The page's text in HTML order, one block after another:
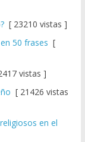
[ 23210 vistas ]
50 frases [
vistas ]
[ 21426 vistas
en el